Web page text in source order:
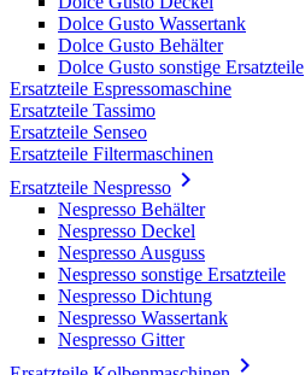
Dolce Gusto Wassertank
Dolce Gusto Behälter
Dolce Gusto sonstige Ersatzteile
Ersatzteile Espressomaschine
Ersatzteile Tassimo
Ersatzteile Senseo
Ersatzteile Filtermaschinen
Ersatzteile Nespresso 
Nespresso Behälter
Nespresso Deckel
Nespresso Ausguss
Nespresso sonstige Ersatzteile
Nespresso Dichtung
Nespresso Wassertank
Nespresso Gitter
